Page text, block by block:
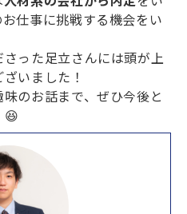
仕事に挑戦する機会をい
った足立さんには頭が上
いました！
のお話まで、ぜひ今後と
😆